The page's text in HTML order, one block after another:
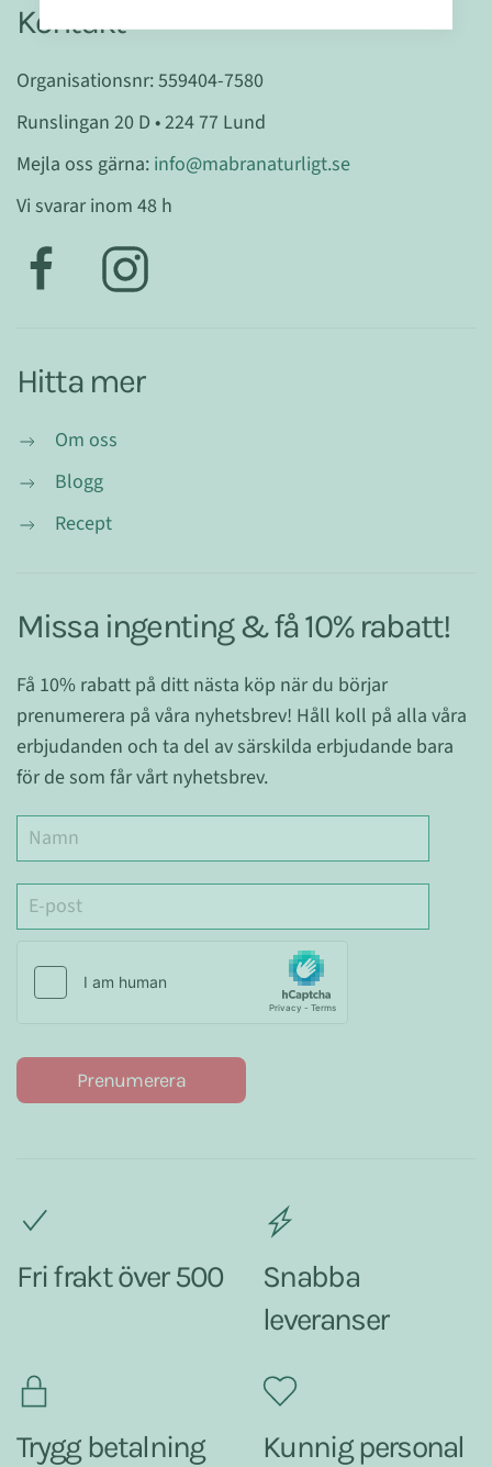
Kontakt
Organisationsnr: 559404-7580
Runslingan 20 D • 224 77 Lund
Mejla oss gärna: info@mabranaturligt.se
Vi svarar inom 48 h
Hitta mer
Om oss
Blogg
Recept
Missa ingenting & få 10% rabatt!
Få 10% rabatt på ditt nästa köp när du börjar
prenumerera på våra nyhetsbrev! Håll koll på alla våra
erbjudanden och ta del av särskilda erbjudande bara
för de som får vårt nyhetsbrev.
Prenumerera
Fri frakt över 500
Snabba
leveranser
Trygg betalning Kunnig personal